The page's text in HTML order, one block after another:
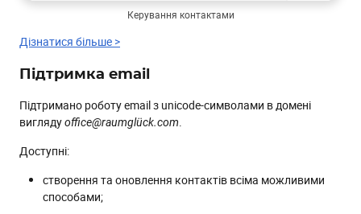
Керування контактами
Дізнатися більше >
Підтримка email
Підтримано роботу email з unicode-символами в домені
виглядуoffice@raumglück.com.
Доступні:
створення та оновлення контактів всіма можливими
способами;